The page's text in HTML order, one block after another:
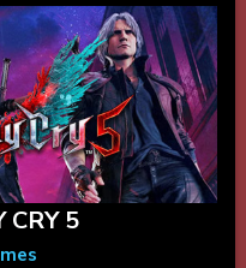
CRY 5